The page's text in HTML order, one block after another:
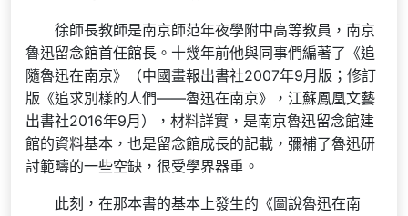
徐師長教師是南京師范年夜學附中高等教員，南京
魯迅留念館首任館長。十幾年前他與同事們編著了《追
隨魯迅在南京》（中國畫報出書社2007年9月版；修訂
版《追求別樣的人們——魯迅在南京》，江蘇鳳凰文藝
出書社2016年9月），材料詳實，是南京魯迅留念館建
館的資料基本，也是留念館成長的記載，彌補了魯迅研
討範疇的一些空缺，很受學界器重。
此刻，在那本書的基本上發生的《圖說魯迅在南